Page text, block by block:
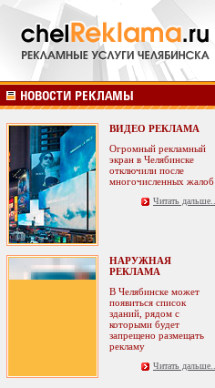
ВИДЕО РЕКЛАМА
Огромный рекламный
экран в Челябинске
отключили после
многочисленных жалоб
Читать дальше...
НАРУЖНАЯ
РЕКЛАМА
В Челябинске может
появиться список
зданий, рядом с
которыми будет
запрещено размещать
рекламу
Читать дальше...